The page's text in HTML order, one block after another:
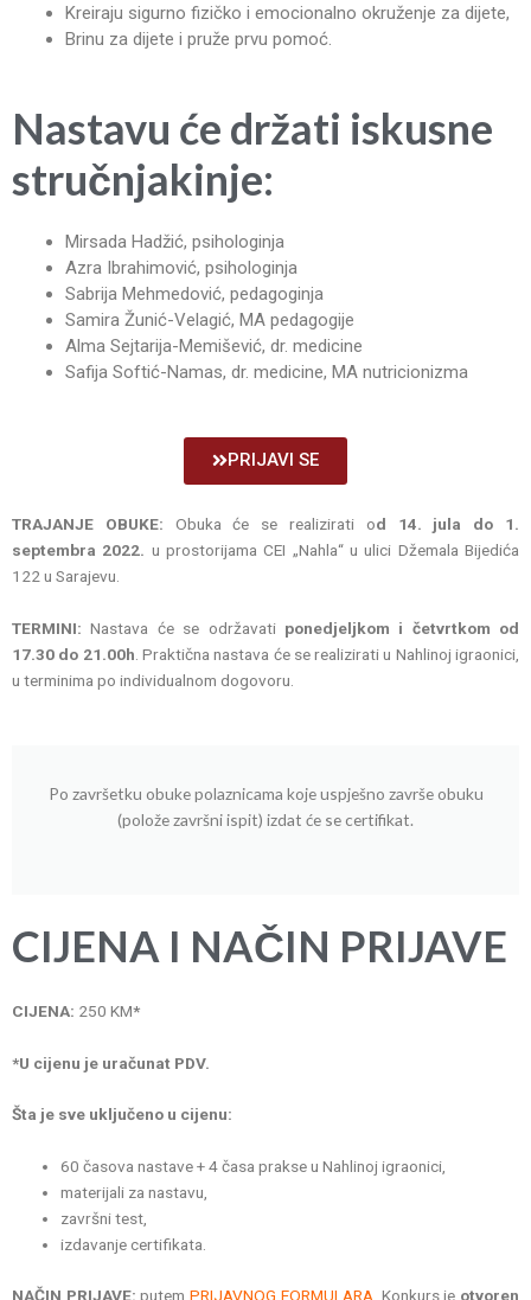
Kreiraju sigurno fizičko i emocionalno okruženje za dijete,
Brinu za dijete i pruže prvu pomoć.
Nastavu će držati iskusne
stručnjakinje:
Mirsada Hadžić, psihologinja
Azra Ibrahimović, psihologinja
Sabrija Mehmedović, pedagoginja
Samira Žunić-Velagić, MA pedagogije
Alma Sejtarija-Memišević, dr. medicine
Safija Softić-Namas, dr. medicine, MA nutricionizma
PRIJAVI SE
TRAJANJE OBUKE: Obuka će se realizirati od 14. jula do 1.
septembra 2022. u prostorijama CEI „Nahla“ u ulici Džemala Bijedića
122 u Sarajevu.
TERMINI: Nastava će se održavati ponedjeljkom i četvrtkom od
17.30 do 21.00h . Praktična nastava će se realizirati u Nahlinoj igraonici,
u terminima po individualnom dogovoru.
Po završetku obuke polaznicama koje uspješno završe obuku
(polože završni ispit) izdat će se certifikat.
CIJENA I NAČIN PRIJAVE
CIJENA: 250 KM*
*U cijenu je uračunat PDV.
Šta je sve uključeno u cijenu:
60 časova nastave + 4 časa prakse u Nahlinoj igraonici,
materijali za nastavu,
završni test,
izdavanje certifikata.
NAČIN PRIJAVE: putemPRIJAVNOG FORMULARA . Konkurs je otvoren